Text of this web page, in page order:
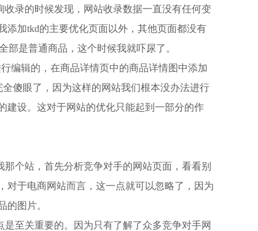
录的时候发现，网站收录数据一直没有任何变
添加tkd的主要优化页面以外，其他页面都没有
部是普通商品，这个时候我就吓尿了。
编辑的，在商品详情页中的商品详情图中添加
傻眼了，因为这样的网站我们根本没办法进行
建设。这对于网站的优化只能起到一部分的作
个站，首先分析竞争对手的网站页面，看看别
对于电商网站而言，这一点就可以忽略了，因为
的图片。
至关重要的。因为只有了解了众多竞争对手网